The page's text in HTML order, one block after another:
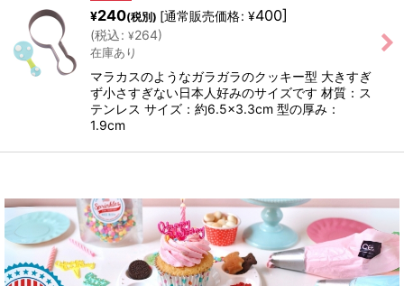
¥240(税別) [通常販売価格: ¥400]
(税込: ¥264)
在庫あり
マラカスのようなガラガラのクッキー型 大きすぎ
ず小さすぎない日本人好みのサイズです 材質：ス
テンレス サイズ：約6.5×3.3cm 型の厚み：
1.9cm